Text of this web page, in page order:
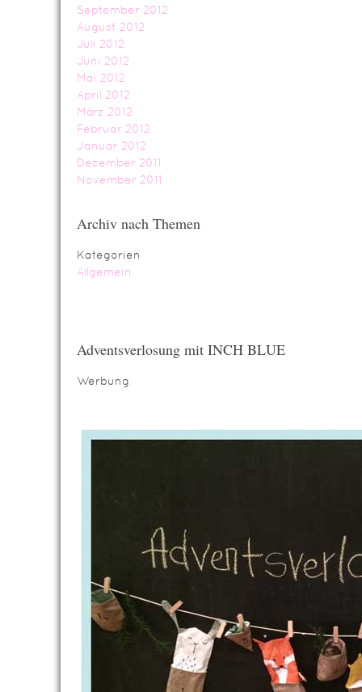
September 2012
August 2012
Juli 2012
Juni 2012
Mai 2012
April 2012
März 2012
Februar 2012
Januar 2012
Dezember 2011
November 2011
Archiv nach Themen
Kategorien
Allgemein
Adventsverlosung mit INCH BLUE
Werbung